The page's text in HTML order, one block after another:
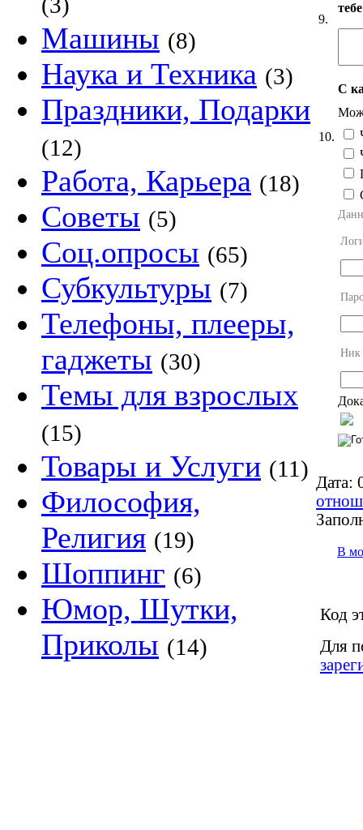
Машины (8)
Наука и Техника (3)
Праздники, Подарки
(12)
Работа, Карьера (18)
Советы (5)
Соц.опросы (65)
Субкультуры (7)
Телефоны, плееры,
гаджеты (30)
Темы для взрослых
(15)
Товары и Услуги (11)
Философия,
Религия (19)
Шоппинг (6)
Юмор, Шутки,
Приколы (14)
9.
10.
С
Ник
Дата:
В
Код
Для